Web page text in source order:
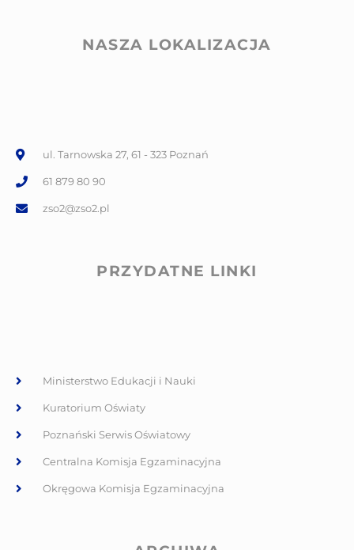
NASZA LOKALIZACJA
ul. Tarnowska 27, 61 - 323 Poznań
61 879 80 90
zso2@zso2.pl
PRZYDATNE LINKI
Ministerstwo Edukacji i Nauki
Kuratorium Oświaty
Poznański Serwis Oświatowy
Centralna Komisja Egzaminacyjna
Okręgowa Komisja Egzaminacyjna